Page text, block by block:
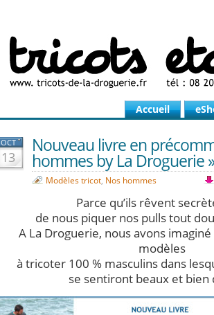
Accueil
OCT
13
Nouveau livre en
hommes by La Droguerie »
Modèles tricot, Nos hommes
Parce qu’ils rêvent
de nous piquer nos pulls tout
A La Droguerie, nous avons
modèles
à tricoter 100 % masculins dans
se sentiront beaux et bien